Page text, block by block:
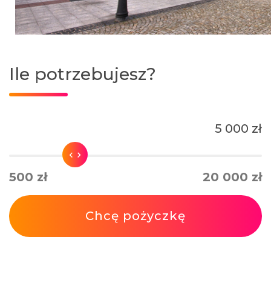
Ile potrzebujesz?
5 000 zł
500 zł 20 000 zł
Chcę pożyczkę